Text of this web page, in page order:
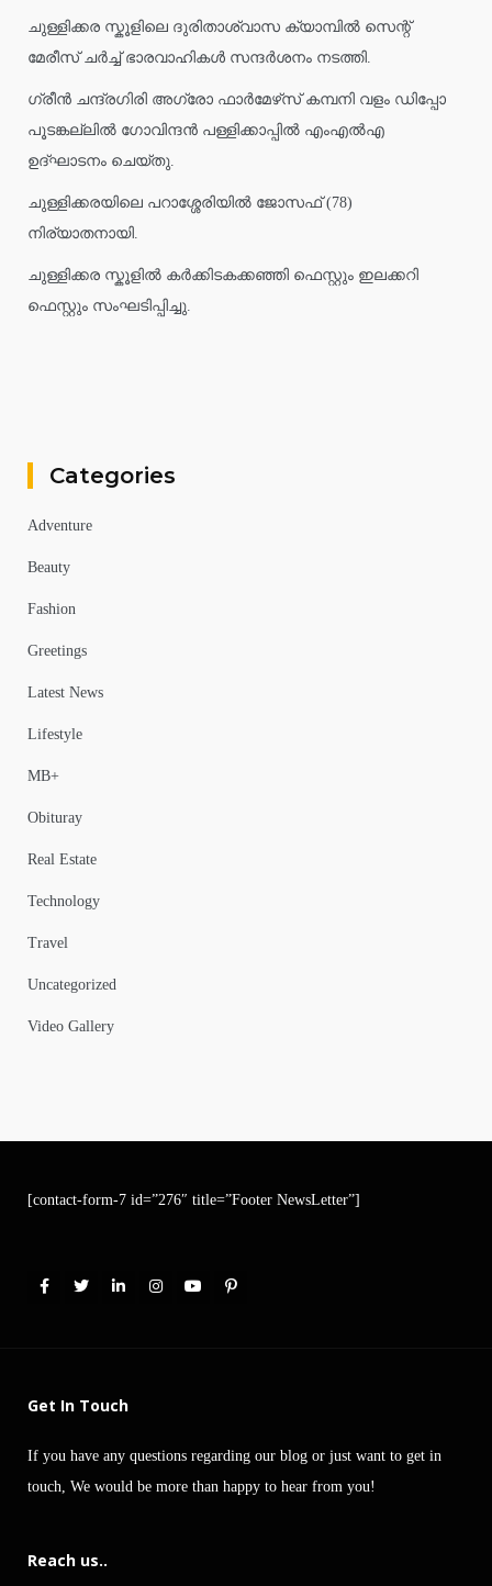
ചുള്ളിക്കര സ്കൂളിലെ ദുരിതാശ്വാസ ക്യാമ്പിൽ സെന്റ്
മേരീസ് ചർച്ച് ഭാരവാഹികൾ സന്ദർശനം നടത്തി.
ഗ്രീൻ ചന്ദ്രഗിരി അഗ്രോ ഫാർമേഴ്‌സ് കമ്പനി വളം ഡിപ്പോ
പൂടങ്കല്ലിൽ ഗോവിന്ദൻ പള്ളിക്കാപ്പിൽ എംഎൽഎ
ഉദ്ഘാടനം ചെയ്തു.
ചുള്ളിക്കരയിലെ പറാശ്ശേരിയിൽ ജോസഫ് (78)
നിര്യാതനായി.
ചുള്ളിക്കര സ്കൂളിൽ കർക്കിടകക്കഞ്ഞി ഫെസ്റ്റും ഇലക്കറി
ഫെസ്റ്റും സംഘടിപ്പിച്ചു.
Categories
Adventure
Beauty
Fashion
Greetings
Latest News
Lifestyle
MB+
Obituray
Real Estate
Technology
Travel
Uncategorized
Video Gallery
[contact-form-7 id=”276″ title=”Footer NewsLetter”]
Get In Touch
If you have any questions regarding our blog or just want to get in
touch, We would be more than happy to hear from you!
Reach us..